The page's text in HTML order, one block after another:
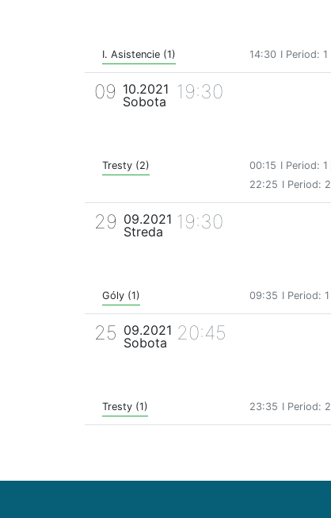
I. Asistencie (1) 14:30 I Period: 1
09 10.2021
Sobota
19:30
Tresty (2) 00:15 I Period: 1
22:25 I Period: 2
29 09.2021
Streda
19:30
Góly (1) 09:35 I Period: 1
25 09.2021
Sobota
20:45
Tresty (1) 23:35 I Period: 2